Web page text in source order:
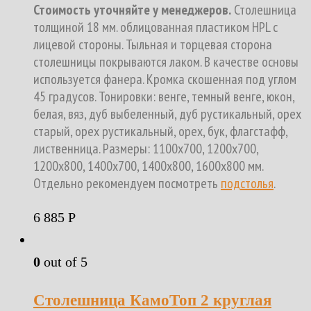
Стоимость уточняйте у менеджеров.Столешница
толщиной 18 мм. облицованная пластиком HPL с
лицевой стороны. Тыльная и торцевая сторона
столешницы покрываются лаком. В качестве основы
используется фанера. Кромка скошенная под углом
45 градусов. Тонировки: венге, темный венге, юкон,
белая, вяз, дуб выбеленный, дуб рустикальный, орех
старый, орех рустикальный, орех, бук, флагстафф,
лиственница. Размеры: 1100х700, 1200х700,
1200х800, 1400х700, 1400х800, 1600х800 мм.
Отдельно рекомендуем посмотреть подстолья.
6 885 Р
0 out of 5
Столешница КамоТоп 2 круглая